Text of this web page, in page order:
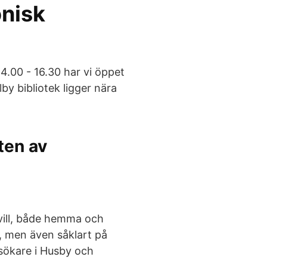
- 16.30 har vi öppet
bibliotek ligger nära
av
både hemma och
även såklart på
i Husby och